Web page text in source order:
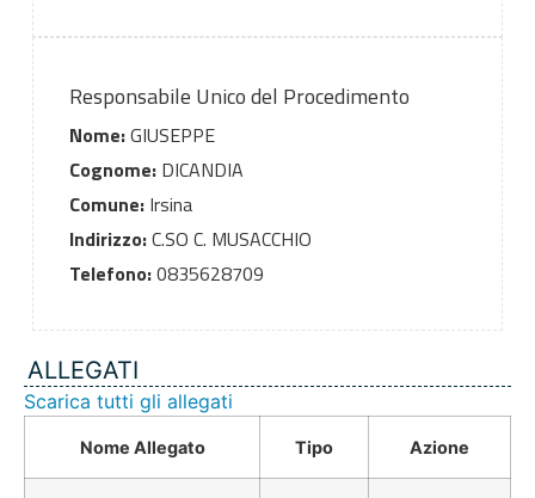
Responsabile Unico del Procedimento
Nome:GIUSEPPE
Cognome:DICANDIA
Comune:Irsina
Indirizzo:C.SO C. MUSACCHIO
Telefono:0835628709
ALLEGATI
Scarica tutti gli allegati
Nome Allegato Tipo Azione